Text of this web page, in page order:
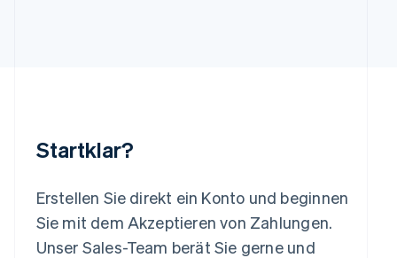
Startklar?
Erstellen Sie direkt ein Konto und beginnen
Sie mit dem Akzeptieren von Zahlungen.
Unser Sales-Team berät Sie gerne und
English
Español English
Neuseeland
English
Niederlande